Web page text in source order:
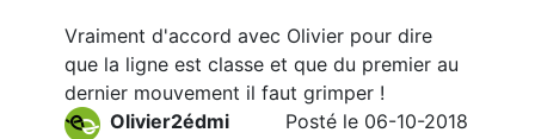
Vraiment d'accord avec Olivier pour dire
que la ligne est classe et que du premier au
dernier mouvement il faut grimper !
Olivier2édmi
Posté le 06-10-2018